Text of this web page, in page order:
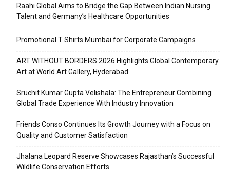
Raahi Global Aims to Bridge the Gap Between Indian Nursing
Talent and Germany’s Healthcare Opportunities
Promotional T Shirts Mumbai for Corporate Campaigns
ART WITHOUT BORDERS 2026 Highlights Global Contemporary
Art at World Art Gallery, Hyderabad
Sruchit Kumar Gupta Velishala: The Entrepreneur Combining
Global Trade Experience With Industry Innovation
Friends Conso Continues Its Growth Journey with a Focus on
Quality and Customer Satisfaction
Jhalana Leopard Reserve Showcases Rajasthan’s Successful
Wildlife Conservation Efforts